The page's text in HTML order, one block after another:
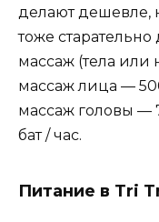
делают дешевле,
тоже старательно
массаж (тела или
массаж лица —
массаж головы —
бат / час.
Питание в Tri